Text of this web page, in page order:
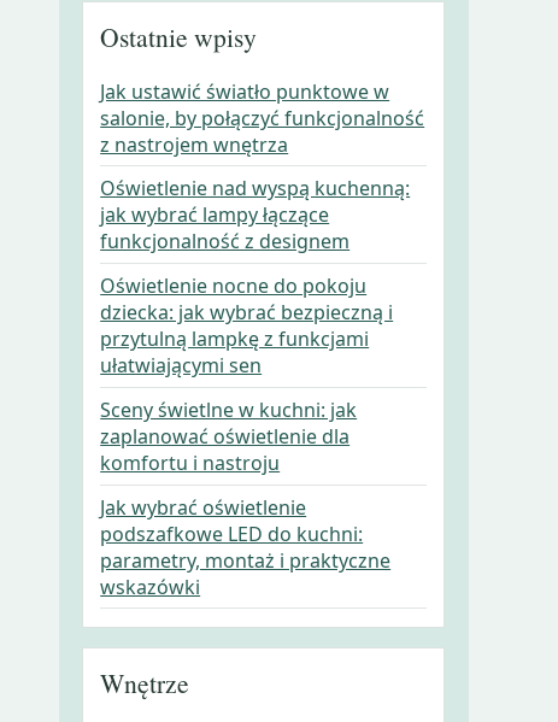
Ostatnie wpisy
Jak ustawić światło punktowe w
salonie, by połączyć funkcjonalność
z nastrojem wnętrza
Oświetlenie nad wyspą kuchenną:
jak wybrać lampy łączące
funkcjonalność z designem
Oświetlenie nocne do pokoju
dziecka: jak wybrać bezpieczną i
przytulną lampkę z funkcjami
ułatwiającymi sen
Sceny świetlne w kuchni: jak
zaplanować oświetlenie dla
komfortu i nastroju
Jak wybrać oświetlenie
podszafkowe LED do kuchni:
parametry, montaż i praktyczne
wskazówki
Wnętrze